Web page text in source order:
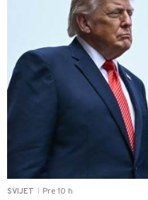
SVIJET Pre 10 h